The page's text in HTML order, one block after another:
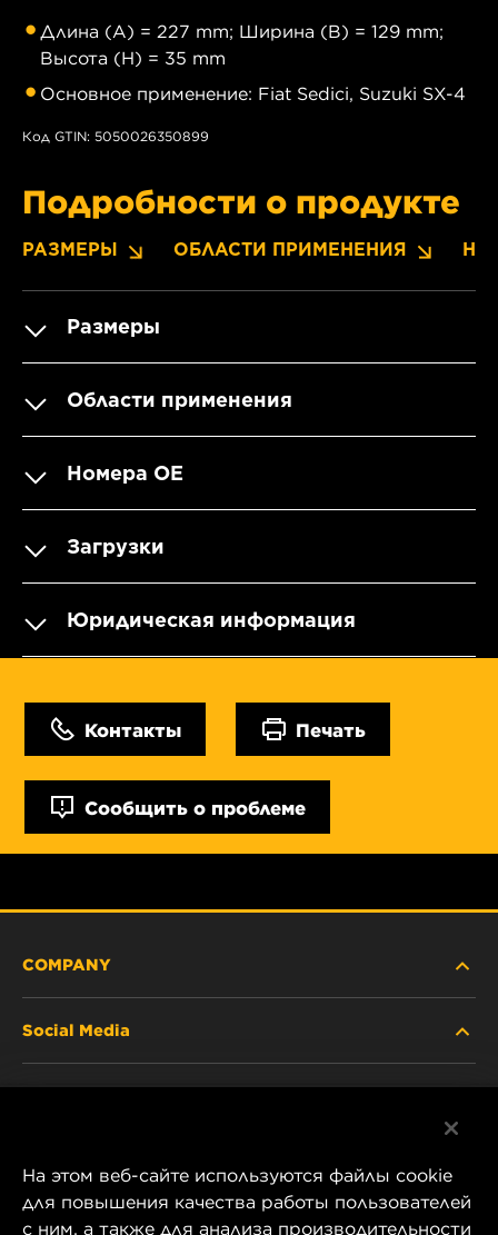
Длина (A) = 227 mm; Ширина (B) = 129 mm;
Высота (H) = 35 mm
Основное применение: Fiat Sedici, Suzuki SX-4
Код GTIN: 5050026350899
Подробности о продукте
РАЗМЕРЫ ОБЛАСТИ ПРИМЕНЕНИЯ
Размеры
Области применения
Номера OE
Загрузки
Юридическая информация
Контакты Печать
Сообщить о проблеме
COMPANY
CAREER
Social Media
Instagram
На этом веб-сайте используются файлы cookie
для повышения качества работы пользователей
с ним, а также для анализа производительности